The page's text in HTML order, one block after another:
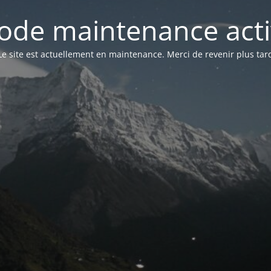
maintenance
site est actuellement en maintenance. Merci de revenir plus